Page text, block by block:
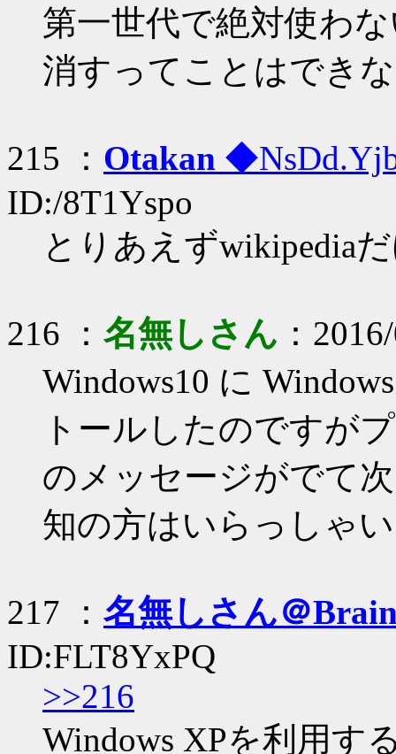
第一世代で絶対使わ
消すってことはでき
215 ： Otakan
ID:/8T1Yspo
とりあえずwikipedia
216 ： 名無しさん ：
Windows10 に
トールしたのですが
のメッセージがでて
知の方はいらっしゃ
217 ： 名無しさん＠
ID:FLT8YxPQ
>>216
Windows XPを利用す